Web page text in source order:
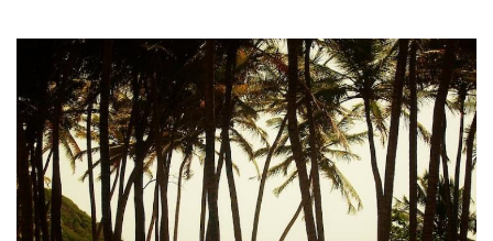
qui a donné son nom au célèbre personnage du Fort
Boyard voisin!), d’où l’on rejoint, pour une journée ou
plus, l’île d’Aix, petit éden préservé que connut autrefois
Napoléon…